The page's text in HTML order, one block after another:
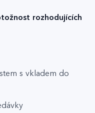
rozhodujících
s vkladem do